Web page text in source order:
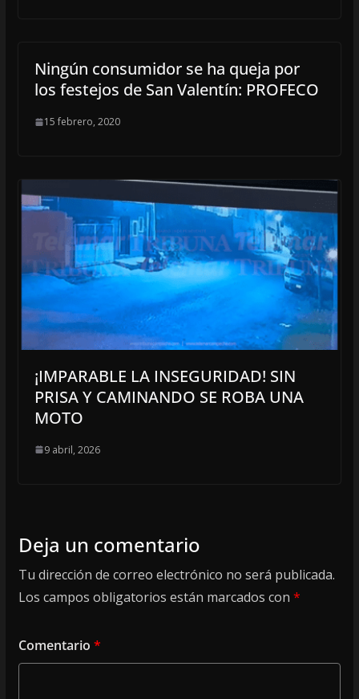
Ningún consumidor se ha queja por
los festejos de San Valentín: PROFECO
15 febrero, 2020
¡IMPARABLE LA INSEGURIDAD! SIN
PRISA Y CAMINANDO SE ROBA UNA
MOTO
9 abril, 2026
Deja un comentario
Tu dirección de correo electrónico no será publicada.
Los campos obligatorios están marcados con *
Comentario *